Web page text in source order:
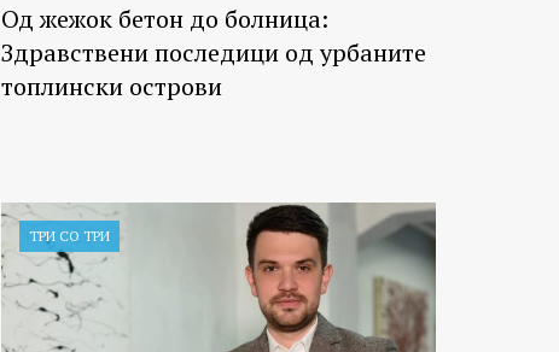
Од жежок бетон до болница:
Здравствени последици од урбаните
топлински острови
ТРИ СО ТРИ